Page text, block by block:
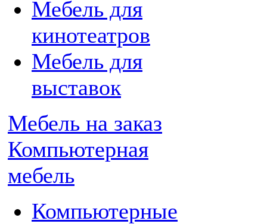
Мебель для
кинотеатров
Мебель для
выставок
Мебель на заказ
Компьютерная
мебель
Компьютерные